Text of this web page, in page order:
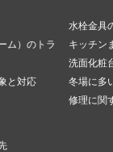
水栓金具
ム）のトラ
キッチン
洗面化粧
と対応
冬場に多
修理に関